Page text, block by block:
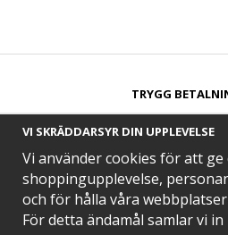
TRYGG
SNABB
VI SKRÄDDARSYR DIN UPPLEVELSE
Vi använder cookies för att
shoppingupplevelse,
och för hålla våra
För detta ändamål samlar vi